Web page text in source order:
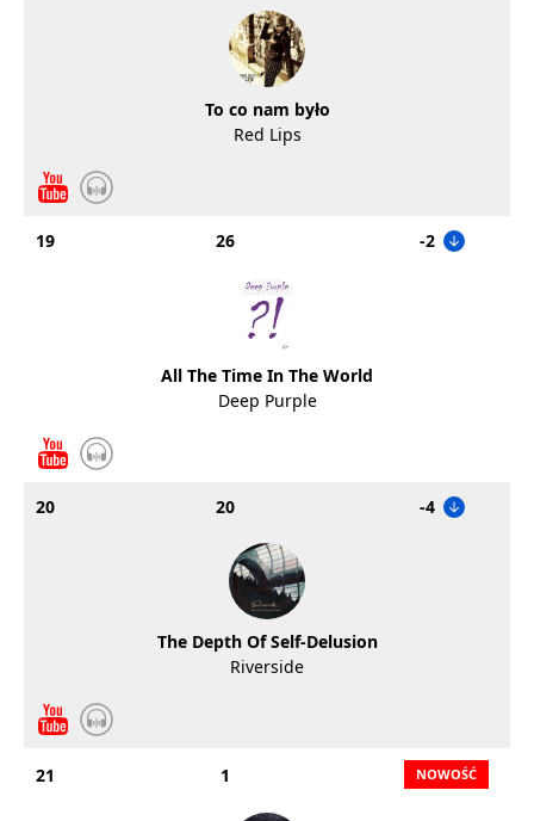
To co nam było
Red Lips
19 26 -2
All The Time In The World
Deep Purple
20 20 -4
The Depth Of Self-Delusion
Riverside
21 1